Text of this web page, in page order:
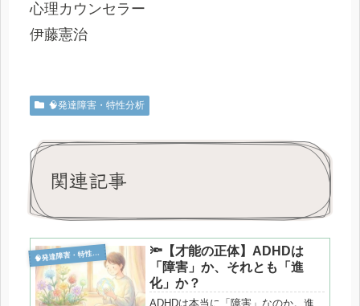
心理カウンセラー
伊藤憲治
🧠発達障害・特性分析
関連記事

発達障害・特性分析
🔦【才能の正体】ADHDは
「障害」か、それとも「進
化」か？
ADHDは本当に「障害」なのか。進